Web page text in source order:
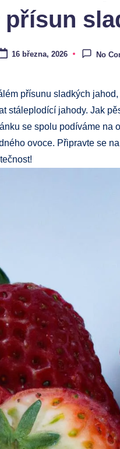
přísun
16 března, 2026 No
přísunu sladkých
stáleplodící jahody. Jak
se spolu podíváme na
ovoce. Připravte se